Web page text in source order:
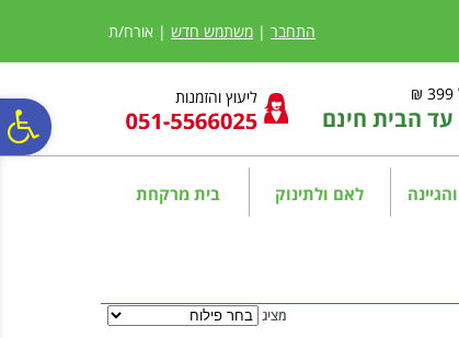
נגישות
אתר
המרכזי התחבר | משתמש חדש | אורח/ת
הבית חינם
ליעוץ והזמנות
לאם ולתינוק בית מרקחת
מציג